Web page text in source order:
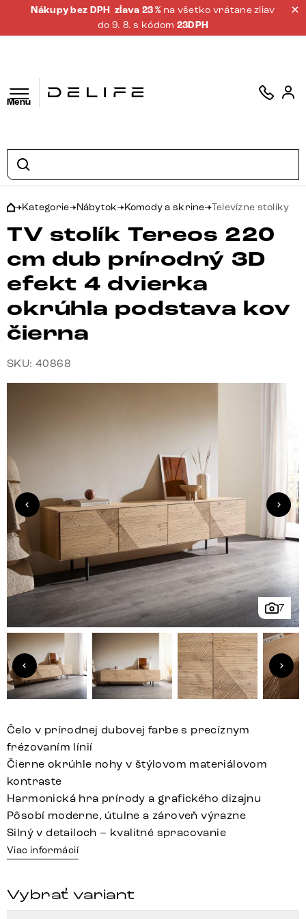
Nákupy bez DPH zĺava 23 % na všetko vrátane zliav
do 9. 8. s kódom 23DPH
Menu
Kategorie Nábytok Komody a skrine Televízne stolíky
TV stolík Tereos 220
cm dub prírodný 3D
efekt 4 dvierka
okrúhla podstava kov
čierna
SKU: 40868
7
Čelo v prírodnej dubovej farbe s precíznym
frézovaním línií
Čierne okrúhle nohy v štýlovom materiálovom
kontraste
Harmonická hra prírody a grafického dizajnu
Pôsobí moderne, útulne a zároveň výrazne
Silný v detailoch – kvalitné spracovanie
Viac informácií
Vybrať variant